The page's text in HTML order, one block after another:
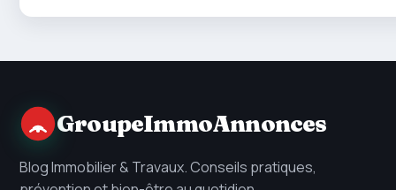
GroupeImmoAnnonces
Blog Immobilier & Travaux. Conseils pratiques,